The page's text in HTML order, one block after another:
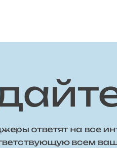
ответят на все
всем